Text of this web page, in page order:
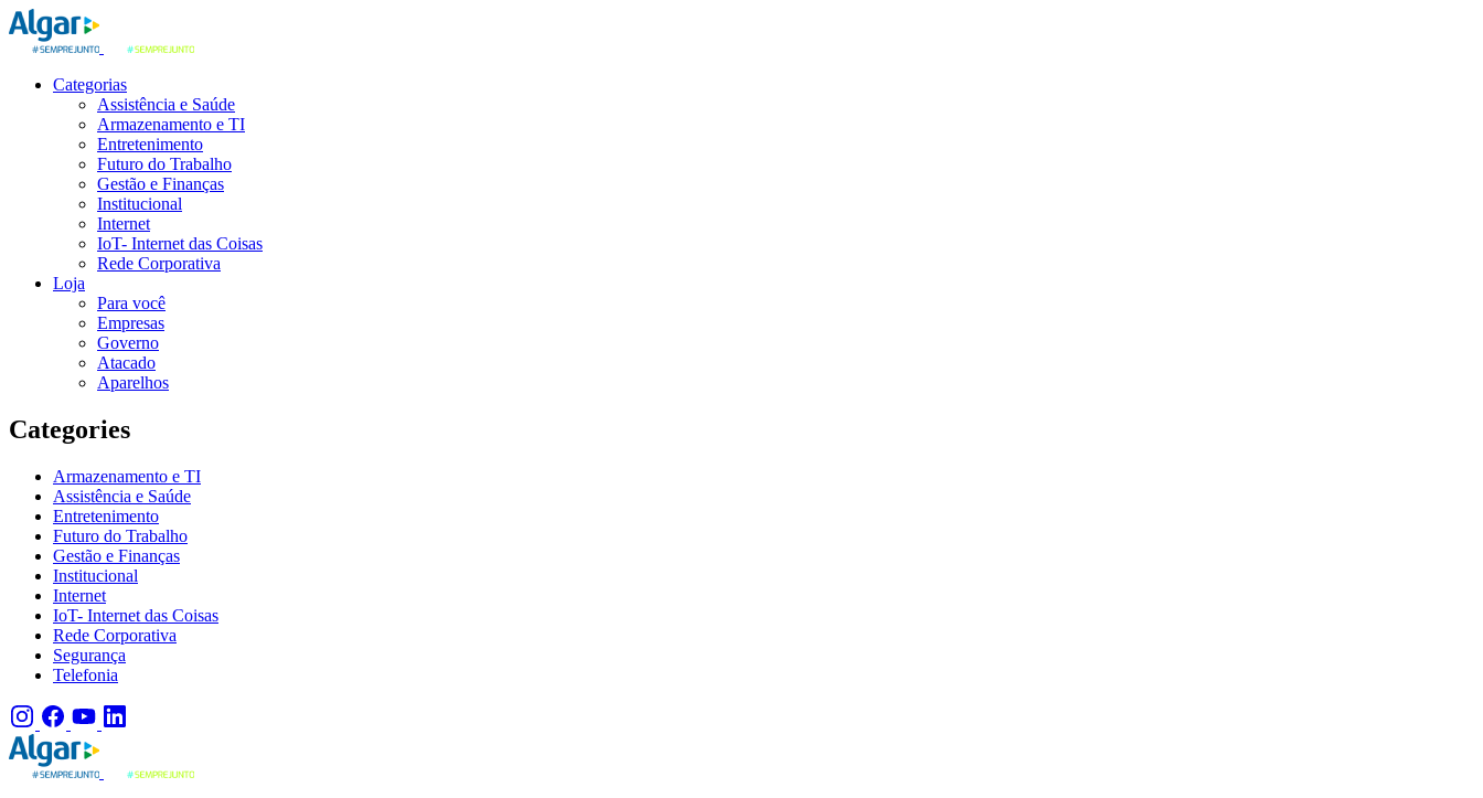
Categorias
Assistência e Saúde
Armazenamento e TI
Entretenimento
Futuro do Trabalho
Gestão e Finanças
Institucional
Internet
IoT- Internet das Coisas
Rede Corporativa
Loja
Para você
Empresas
Governo
Atacado
Aparelhos
Categories
Armazenamento e TI
Assistência e Saúde
Entretenimento
Futuro do Trabalho
Gestão e Finanças
Institucional
Internet
IoT- Internet das Coisas
Rede Corporativa
Segurança
Telefonia